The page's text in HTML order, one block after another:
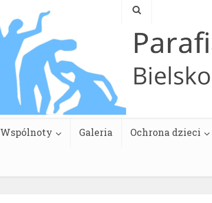
Wspólnoty Galeria Ochrona dzieci